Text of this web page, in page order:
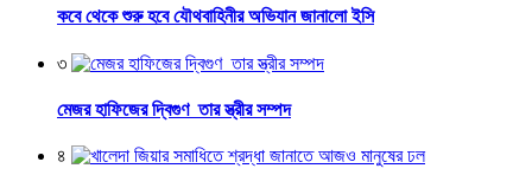
কবে থেকে শুরু হবে যৌথবাহিনীর অভিযান জানালো ইসি
৩
মেজর হাফিজের দ্বিগুণ তার স্ত্রীর সম্পদ
৪